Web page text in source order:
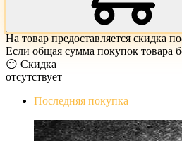
На товар предоставляется скидка
Если общая сумма покупок товара
😶 Скидка
отсутствует
Последняя покупка